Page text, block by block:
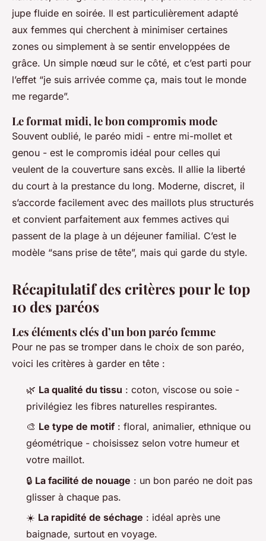
jupe fluide en soirée. Il est particulièrement adapté
aux femmes qui cherchent à minimiser certaines
zones ou simplement à se sentir enveloppées de
grâce. Un simple nœud sur le côté, et c’est parti pour
l’effet “je suis arrivée comme ça, mais tout le monde
me regarde”.
Le format midi, le bon compromis mode
Souvent oublié, le paréo midi - entre mi-mollet et
genou - est le compromis idéal pour celles qui
veulent de la couverture sans excès. Il allie la liberté
du court à la prestance du long. Moderne, discret, il
s’accorde facilement avec des maillots plus structurés
et convient parfaitement aux femmes actives qui
passent de la plage à un déjeuner familial. C’est le
modèle “sans prise de tête”, mais qui garde du style.
Récapitulatif des critères pour le top
10 des paréos
Les éléments clés d’un bon paréo femme
Pour ne pas se tromper dans le choix de son paréo,
voici les critères à garder en tête :
🌿 La qualité du tissu : coton, viscose ou soie -
privilégiez les fibres naturelles respirantes.
🎨 Le type de motif : floral, animalier, ethnique ou
géométrique - choisissez selon votre humeur et
votre maillot.
🔒 La facilité de nouage : un bon paréo ne doit pas
glisser à chaque pas.
☀️ La rapidité de séchage : idéal après une
baignade, surtout en voyage.